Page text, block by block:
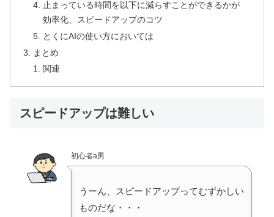
止まっている時間を以下に減らすことができるかが
効率化、スピードアップのコツ
とくにAIの使い方においては
まとめ
関連
スピードアップは難しい
初心者a男
うーん、スピードアップってむずかしい
ものだな・・・